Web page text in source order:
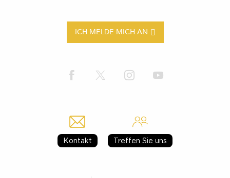
ICH MELDE MICH AN
Kontakt Treffen Sie uns